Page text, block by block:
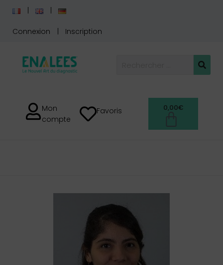
Connexion Inscription
Mon
compte
Favoris 0,00€